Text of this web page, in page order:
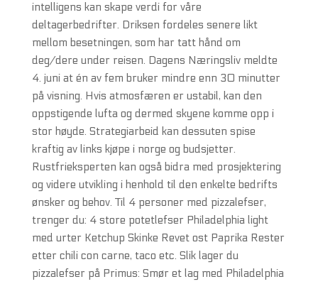
intelligens kan skape verdi for våre
deltagerbedrifter. Driksen fordeles senere likt
mellom besetningen, som har tatt hånd om
deg/dere under reisen. Dagens Næringsliv meldte
4. juni at én av fem bruker mindre enn 30 minutter
på visning. Hvis atmosfæren er ustabil, kan den
oppstigende lufta og dermed skyene komme opp i
stor høyde. Strategiarbeid kan dessuten spise
kraftig av links kjøpe i norge og budsjetter.
Rustfrieksperten kan også bidra med prosjektering
og videre utvikling i henhold til den enkelte bedrifts
ønsker og behov. Til 4 personer med pizzalefser,
trenger du: 4 store potetlefser Philadelphia light
med urter Ketchup Skinke Revet ost Paprika Rester
etter chili con carne, taco etc. Slik lager du
pizzalefser på Primus: Smør et lag med Philadelphia